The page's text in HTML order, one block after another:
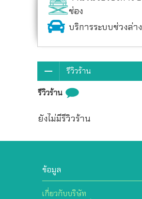
ช่อง
บริการระบบช่วงล่าง
รีวิวร้าน
รีวิวร้าน
ยังไม่มีรีวิวร้าน
ข้อมูล
เกี่ยวกับบริษัท